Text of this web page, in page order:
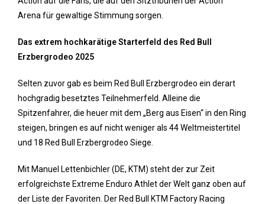
Arena für gewaltige Stimmung sorgen.
Das extrem hochkarätige Starterfeld des Red Bull
Erzbergrodeo 2025
Selten zuvor gab es beim Red Bull Erzbergrodeo ein derart
hochgradig besetztes Teilnehmerfeld. Alleine die
Spitzenfahrer, die heuer mit dem „Berg aus Eisen“ in den Ring
steigen, bringen es auf nicht weniger als 44 Weltmeistertitel
und 18 Red Bull Erzbergrodeo Siege.
Mit Manuel Lettenbichler (DE, KTM) steht der zur Zeit
erfolgreichste Extreme Enduro Athlet der Welt ganz oben auf
der Liste der Favoriten. Der Red Bull KTM Factory Racing